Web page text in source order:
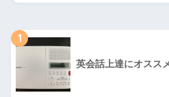
1
英会話上達にオスス